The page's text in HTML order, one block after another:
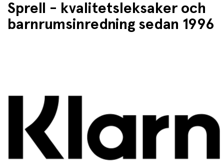
Sprell - kvalitetsleksaker och
barnrumsinredning sedan 1996